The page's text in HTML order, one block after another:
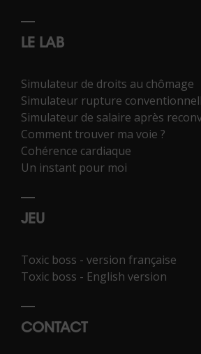
LE LAB
Simulateur de droits au chômage
Simulateur rupture
Simulateur de salaire après
Comment trouver ma voie ?
Cohérence cardiaque
Un instant pour moi
JEU
Toxic boss - version française
Toxic boss - English version
CONTACT